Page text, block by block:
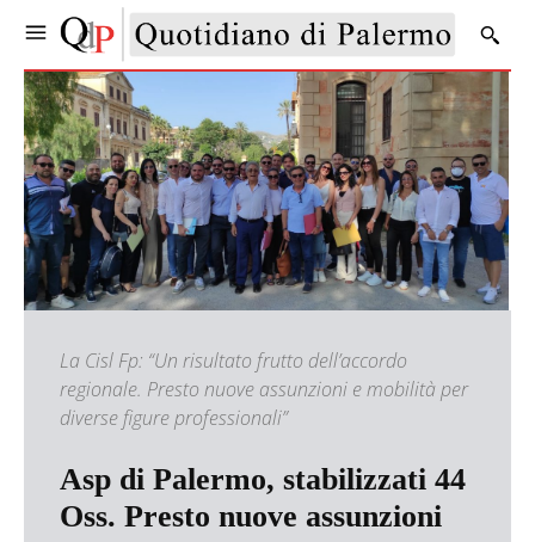
La Cisl Fp: “Un risultato frutto dell’accordo
regionale. Presto nuove assunzioni e mobilità per
diverse figure professionali”
Asp di Palermo, stabilizzati 44
Oss. Presto nuove assunzioni